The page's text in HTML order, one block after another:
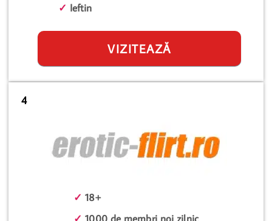
✓ Ieftin
VIZITEAZĂ
4
✓ 18+